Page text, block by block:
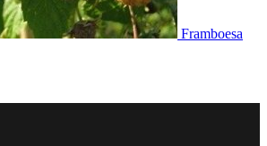
Framboesa